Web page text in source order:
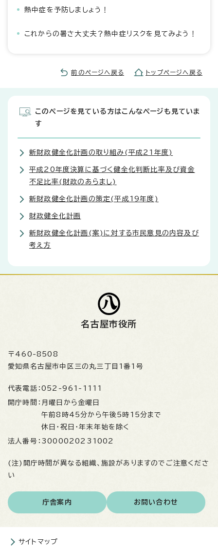
熱中症を予防しましょう！
これからの暑さ大丈夫？熱中症リスクを見てみよう！
前のページへ戻る トップページへ戻る
このページを見ている方はこんなページも見ていま
す
新財政健全化計画の取り組み(平成21年度)
平成20年度決算に基づく健全化判断比率及び資金
不足比率(財政のあらまし)
新財政健全化計画の策定(平成19年度)
財政健全化計画
新財政健全化計画(案)に対する市民意見の内容及び
考え方
名古屋市役所
〒460-8508
愛知県名古屋市中区三の丸三丁目1番1号
代表電話： 052-961-1111
開庁時間： 月曜日から金曜日
午前8時45分から午後5時15分まで
休日・祝日・年末年始を除く
法人番号： 3000020231002
(注)開庁時間が異なる組織、施設がありますのでご注意くださ
い
庁舎案内 お問い合わせ
サイトマップ